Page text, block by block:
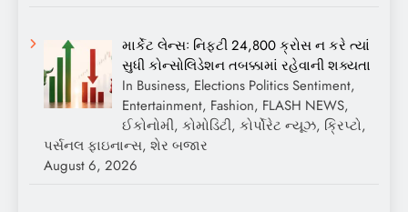
માર્કેટ લેન્સઃ નિફ્ટી 24,800 ક્રોસ ન કરે ત્યાં
સુધી કોન્સોલિડેશન તબક્કામાં રહેવાની શક્યતા
In Business, Elections Politics Sentiment,
Entertainment, Fashion, FLASH NEWS,
ઈકોનોમી, કોમોડિટી, કોર્પોરેટ ન્યૂઝ, ક્રિપ્ટો,
પર્સનલ ફાઇનાન્સ, શેર બજાર
August 6, 2026